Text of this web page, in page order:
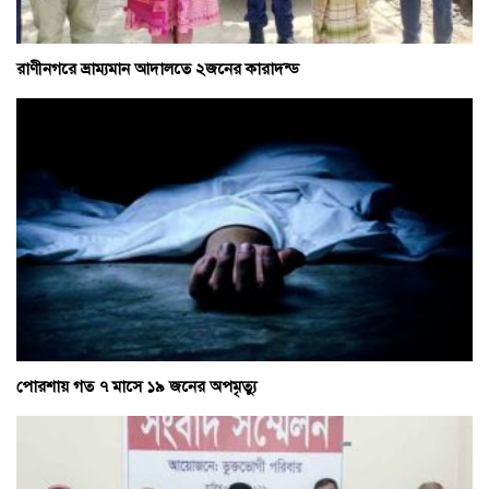
রাণীনগরে ভ্রাম্যমান আদালতে ২জনের কারাদন্ড
পোরশায় গত ৭ মাসে ১৯ জনের অপমৃত্যু